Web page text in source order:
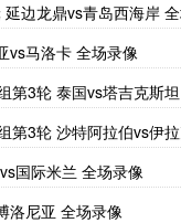
边龙鼎vs青岛西海岸
vs马洛卡 全场录像
第3轮 泰国vs塔吉克斯
第3轮 沙特阿拉伯vs伊
国际米兰 全场录像
洛尼亚 全场录像